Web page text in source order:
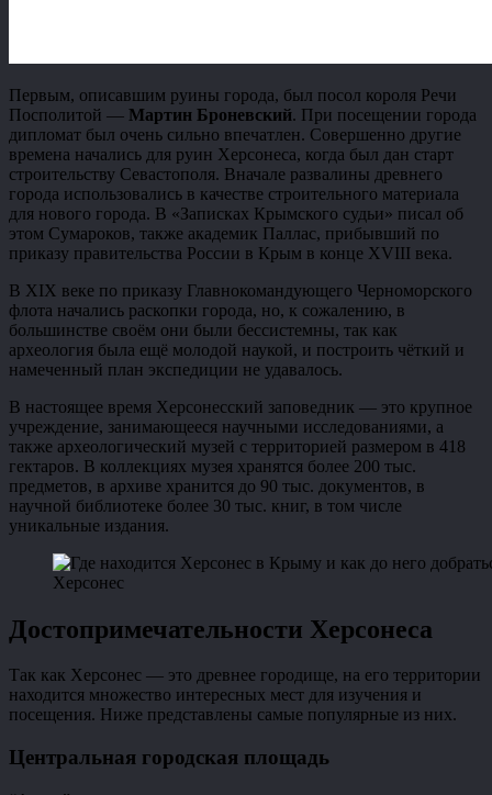
Первым, описавшим руины города, был посол короля Речи
Посполитой — Мартин Броневский. При посещении города
дипломат был очень сильно впечатлен. Совершенно другие
времена начались для руин Херсонеса, когда был дан старт
строительству Севастополя. Вначале развалины древнего
города использовались в качестве строительного материала
для нового города. В «Записках Крымского судьи» писал об
этом Сумароков, также академик Паллас, прибывший по
приказу правительства России в Крым в конце XVIII века.
В XIX веке по приказу Главнокомандующего Черноморского
флота начались раскопки города, но, к сожалению, в
большинстве своём они были бессистемны, так как
археология была ещё молодой наукой, и построить чёткий и
намеченный план экспедиции не удавалось.
В настоящее время Херсонесский заповедник — это крупное
учреждение, занимающееся научными исследованиями, а
также археологический музей с территорией размером в 418
гектаров. В коллекциях музея хранятся более 200 тыс.
предметов, в архиве хранится до 90 тыс. документов, в
научной библиотеке более 30 тыс. книг, в том числе
уникальные издания.
Херсонес
Достопримечательности Херсонеса
Так как Херсонес — это древнее городище, на его территории
находится множество интересных мест для изучения и
посещения. Ниже представлены самые популярные из них.
Центральная городская площадь